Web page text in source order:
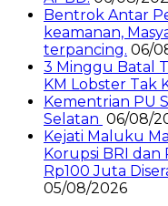
Bentrok Antar
keamanan,
terpancing. 06/
3 Minggu Batal
KM Lobster Tak
Kementrian PU
Selatan 06/08/
Kejati Maluku
Korupsi BRI dan
Rp100 Juta
05/08/2026